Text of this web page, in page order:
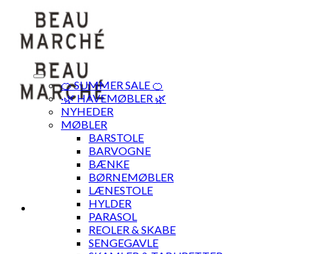
content
🍊 SUMMER SALE 🍊
·🌿 HAVEMØBLER 🌿
NYHEDER
MØBLER
BARSTOLE
BARVOGNE
BÆNKE
BØRNEMØBLER
LÆNESTOLE
HYLDER
PARASOL
REOLER & SKABE
SENGEGAVLE